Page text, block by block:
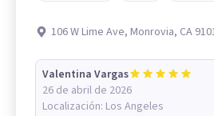
106 W Lime Ave, Monrovia, CA
Valentina Vargas
26 de abril de 2026
Localización: Los Angeles